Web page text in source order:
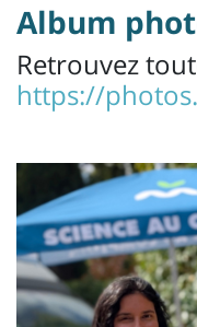
Album
Retrouvez
https://